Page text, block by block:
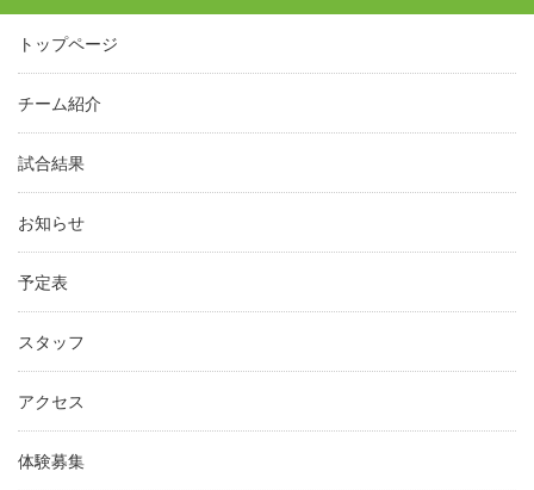
トップページ
チーム紹介
試合結果
お知らせ
予定表
スタッフ
アクセス
体験募集